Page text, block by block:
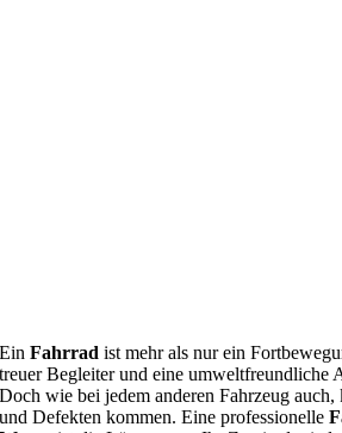
EinFahrrad ist mehr als nur ein
treuer Begleiter und eine umweltfreundliche
Doch wie bei jedem anderen Fahrzeug auch,
und Defekten kommen. Eine professionelle